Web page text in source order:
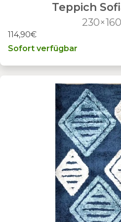
Teppich
114,90€
Sofort verfügbar